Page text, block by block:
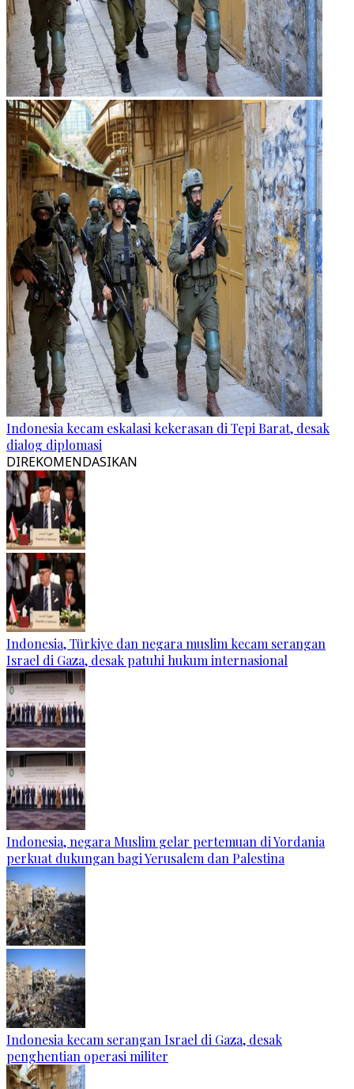
Indonesia kecam eskalasi kekerasan di Tepi Barat, desak
dialog diplomasi
DIREKOMENDASIKAN
Indonesia, Türkiye dan negara muslim kecam serangan
Israel di Gaza, desak patuhi hukum internasional
Indonesia, negara Muslim gelar pertemuan di Yordania
perkuat dukungan bagi Yerusalem dan Palestina
Indonesia kecam serangan Israel di Gaza, desak
penghentian operasi militer